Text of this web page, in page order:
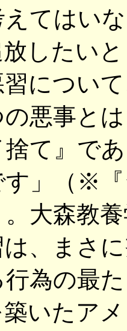
てはい
したい
につい
悪事と
捨て』で
す」（※
大森教
、まさ
為の最
いたア